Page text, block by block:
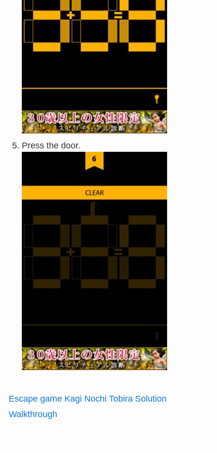
Press the door.
Escape game Kagi Nochi Tobira Solution
Walkthrough